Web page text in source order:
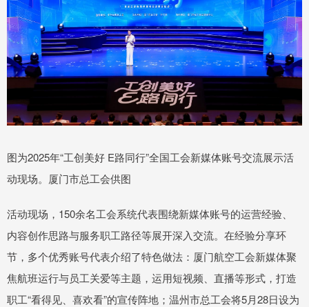
图为2025年“工创美好 E路同行”全国工会新媒体账号交流展示活
动现场。厦门市总工会供图
活动现场，150余名工会系统代表围绕新媒体账号的运营经验、
内容创作思路与服务职工路径等展开深入交流。在经验分享环
节，多个优秀账号代表介绍了特色做法：厦门航空工会新媒体聚
焦航班运行与员工关爱等主题，运用短视频、直播等形式，打造
职工“看得见、喜欢看”的宣传阵地；温州市总工会将5月28日设为